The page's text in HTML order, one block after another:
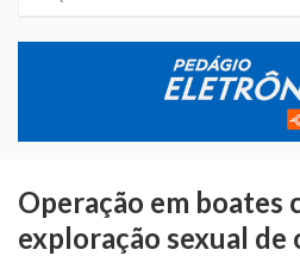
Operação em boates
exploração sexual de